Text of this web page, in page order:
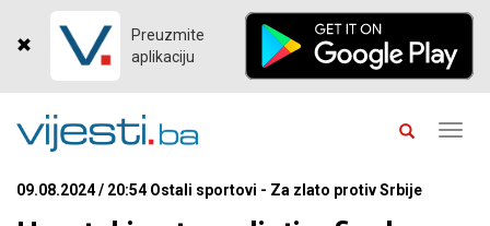
Preuzmite
aplikaciju
09.08.2024 / 20:54 Ostali sportovi - Za zlato protiv Srbije